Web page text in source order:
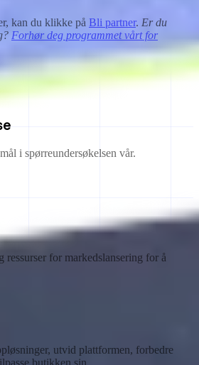
kan du klikke på Bli partner. Er du
Forhør deg programmet vårt for
i spørreundersøkelsen vår.
for markedslansering for å
utvid plattformen, forbedre
butikken sin.